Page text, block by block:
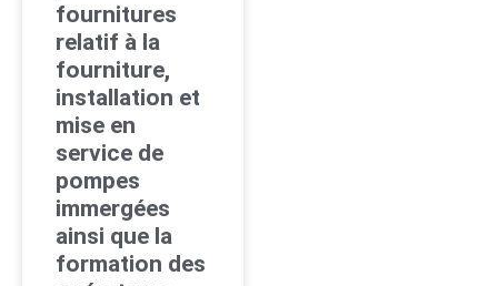
fournitures
relatif à la
fourniture,
installation et
mise en
service de
pompes
immergées
ainsi que la
formation des